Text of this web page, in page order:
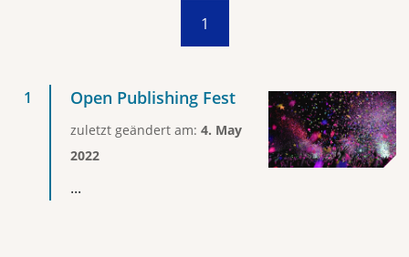
1
Open Publishing Fest
zuletzt geändert am: 4. May
2022
...